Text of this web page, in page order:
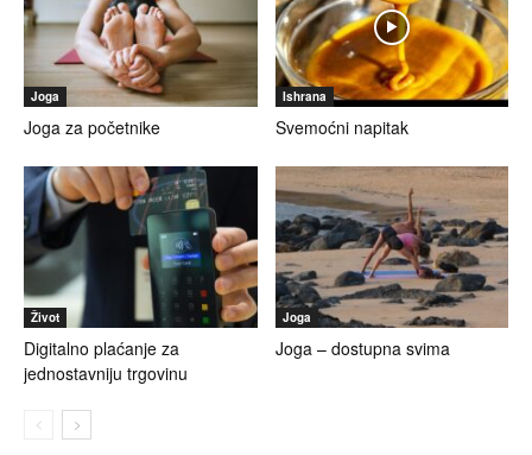
Joga
Joga za početnike
Ishrana
Svemoćni napitak
Život
Digitalno plaćanje za
jednostavniju trgovinu
Joga
Joga – dostupna svima